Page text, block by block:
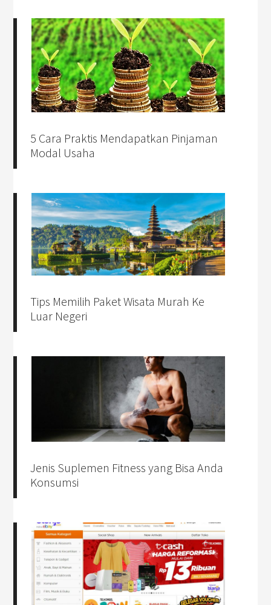
5 Cara Praktis Mendapatkan Pinjaman
Modal Usaha
Tips Memilih Paket Wisata Murah Ke
Luar Negeri
Jenis Suplemen Fitness yang Bisa Anda
Konsumsi